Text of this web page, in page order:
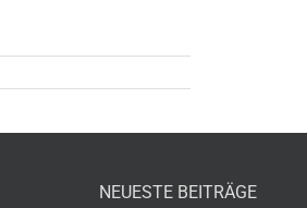
NEUESTE BEITRÄGE